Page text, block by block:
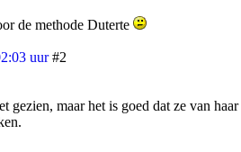
de methode Duterte
uur #2
gezien, maar het is goed dat ze van haar